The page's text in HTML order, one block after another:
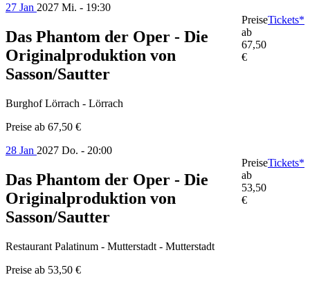
27 Jan 2027 Mi. - 19:30
Das Phantom der Oper - Die
Originalproduktion von
Sasson/Sautter
Burghof Lörrach - Lörrach
Preise ab 67,50 €
Preise
ab
67,50
€
Tickets*
28 Jan 2027 Do. - 20:00
Das Phantom der Oper - Die
Originalproduktion von
Sasson/Sautter
Restaurant Palatinum - Mutterstadt - Mutterstadt
Preise ab 53,50 €
Preise
ab
53,50
€
Tickets*